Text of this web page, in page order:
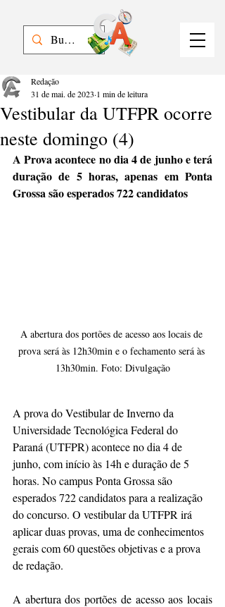
Vestibular da UTFPR ocorre
neste domingo (4)
Redação
31 de mai. de 2023 1 min de leitura
A Prova acontece no dia 4 de junho e terá
duração de 5 horas, apenas em Ponta
Grossa são esperados 722 candidatos
A abertura dos portões de acesso aos locais de
prova será às 12h30min e o fechamento será às
13h30min. Foto: Divulgação
A prova do Vestibular de Inverno da
Universidade Tecnológica Federal do
Paraná (UTFPR) acontece no dia 4 de
junho, com início às 14h e duração de 5
horas. No campus Ponta Grossa são
esperados 722 candidatos para a realização
do concurso. O vestibular da UTFPR irá
aplicar duas provas, uma de conhecimentos
gerais com 60 questões objetivas e a prova
de redação.
A abertura dos portões de acesso aos locais